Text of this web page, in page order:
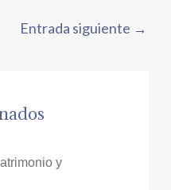
Entrada siguiente →
y